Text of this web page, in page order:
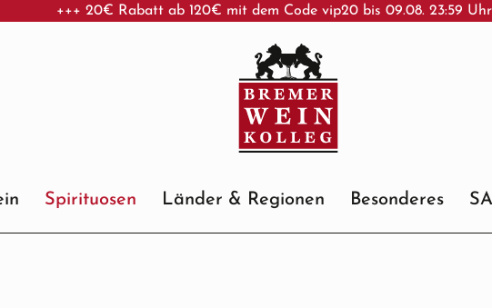
+++ 20€ Rabatt ab 120€ mit dem Code vip20 bis 09.08. 23:59
Spirituosen Länder & Regionen Besonderes